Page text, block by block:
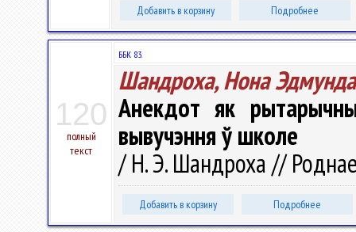
Добавить в корзину Подробнее
120
полный
текст
ББК 83.
Шандроха, Нона
Анекдот як
вывучэння ў школе
/ Н. Э. Шандроха //
Добавить в корзину Подробнее